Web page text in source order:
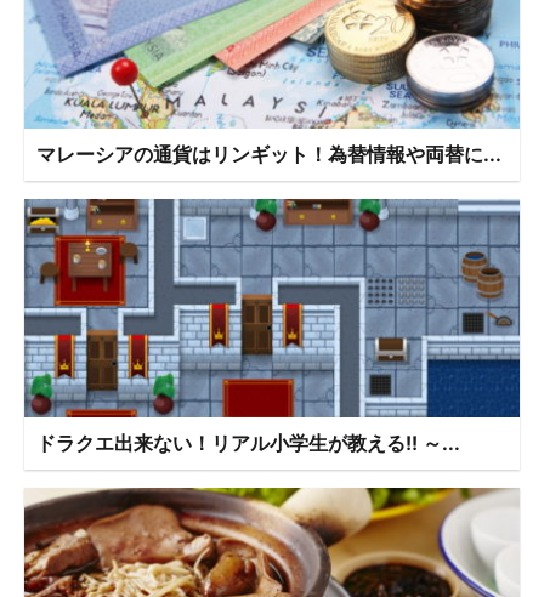
マレーシアの通貨はリンギット！為替情報や両替に...
ドラクエ出来ない！リアル小学生が教える!! ～...